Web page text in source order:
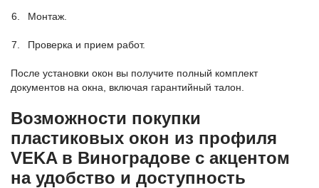
Монтаж.
Проверка и прием работ.
После установки окон вы получите полный комплект
документов на окна, включая гарантийный талон.
Возможности покупки
пластиковых окон из профиля
VEKA в Виноградове с акцентом
на удобство и доступность